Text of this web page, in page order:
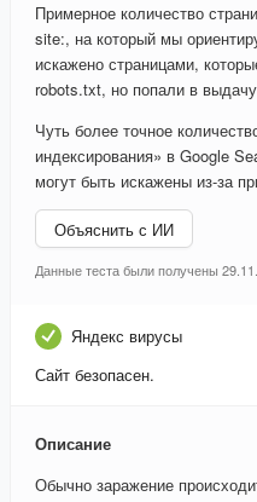
Примерное количество
site:, на который мы
искажено страницами,
robots.txt, но попали в
Чуть более точное
индексирования» в Google
могут быть искажены из-за
Объяснить с ИИ
Данные теста были получены
Яндекс вирусы
Сайт безопасен.
Описание
Обычно заражение